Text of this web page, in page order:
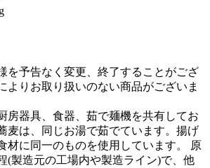
を予告なく変更、終了することがござ
よりお取り扱いのない商品がございま
房器具、食器、茹で麺機を共有してお
麦は、同じお湯で茹でています。揚げ
材に同一のものを使用しています。 原
(製造元の工場内や製造ライン)で、他